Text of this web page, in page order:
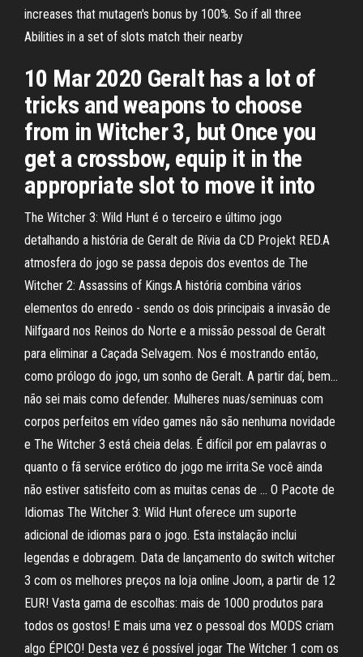
increases that mutagen's bonus by 100%. So if all three
Abilities in a set of slots match their nearby
10 Mar 2020 Geralt has a lot of
tricks and weapons to choose
from in Witcher 3, but Once you
get a crossbow, equip it in the
appropriate slot to move it into
The Witcher 3: Wild Hunt é o terceiro e último jogo
detalhando a história de Geralt de Rívia da CD Projekt RED.A
atmosfera do jogo se passa depois dos eventos de The
Witcher 2: Assassins of Kings.A história combina vários
elementos do enredo - sendo os dois principais a invasão de
Nilfgaard nos Reinos do Norte e a missão pessoal de Geralt
para eliminar a Caçada Selvagem. Nos é mostrando então,
como prólogo do jogo, um sonho de Geralt. A partir daí, bem…
não sei mais como defender. Mulheres nuas/seminuas com
corpos perfeitos em vídeo games não são nenhuma novidade
e The Witcher 3 está cheia delas. É difícil por em palavras o
quanto o fã service erótico do jogo me irrita.Se você ainda
não estiver satisfeito com as muitas cenas de … O Pacote de
Idiomas The Witcher 3: Wild Hunt oferece um suporte
adicional de idiomas para o jogo. Esta instalação inclui
legendas e dobragem. Data de lançamento do switch witcher
3 com os melhores preços na loja online Joom, a partir de 12
EUR! Vasta gama de escolhas: mais de 1000 produtos para
todos os gostos! E mais uma vez o pessoal dos MODS criam
algo ÉPICO! Desta vez é possível jogar The Witcher 1 com os